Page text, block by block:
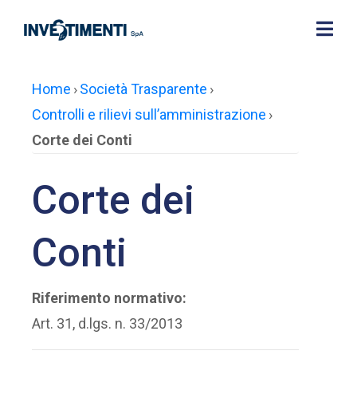
Home ›Società Trasparente ›
Controlli e rilievi sull’amministrazione ›
Corte dei Conti
Corte dei
Conti
Riferimento normativo:
Art. 31, d.lgs. n. 33/2013